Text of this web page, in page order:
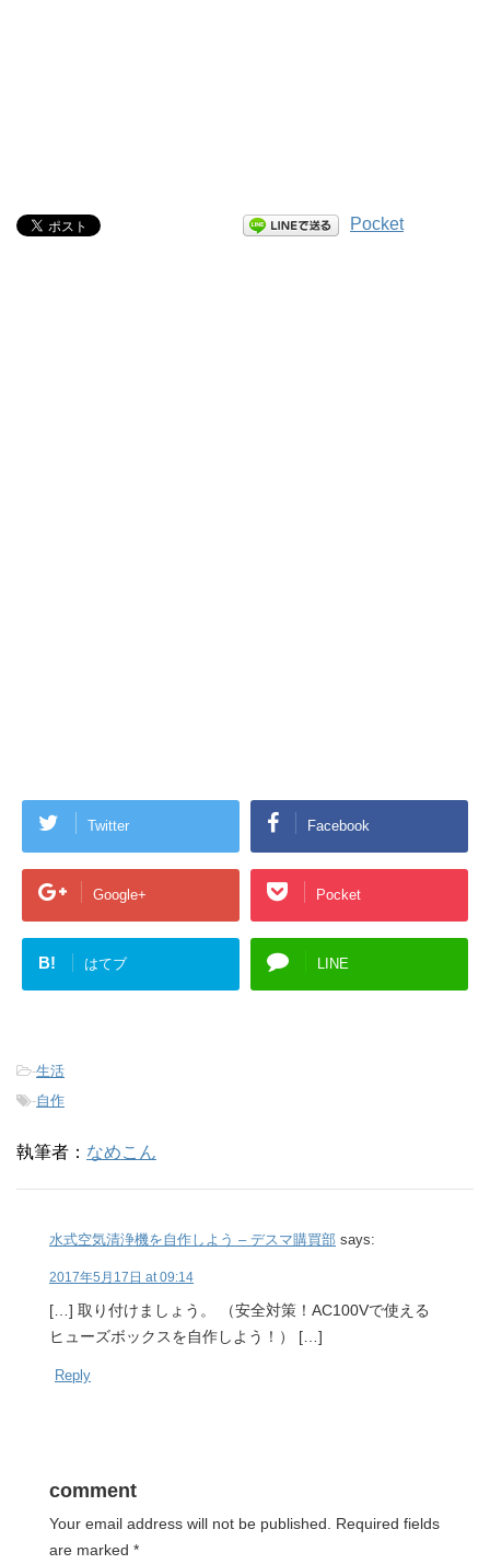
Pocket
Twitter Facebook
Google+ Pocket
B! はてブ LINE
-生活
-自作
執筆者： なめこん
水式空気清浄機を自作しよう – デスマ購買部 says:
2017年5月17日 at 09:14
[…] 取り付けましょう。 （安全対策！AC100Vで使える
ヒューズボックスを自作しよう！） […]
Reply
comment
Your email address will not be published.
Required fields
are marked *